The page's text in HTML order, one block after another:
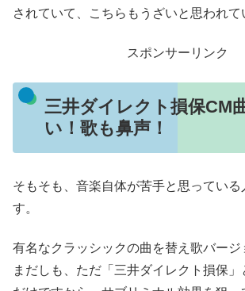
されていて、こちらもうざいと思われて
スポンサーリンク
三井ダイレクト損保CM
い！歌も鼻声！
そもそも、音楽自体が苦手と思ってい
す。
有名なクラッシックの曲を替え歌バージ
まだしも、ただ「三井ダイレクト損保